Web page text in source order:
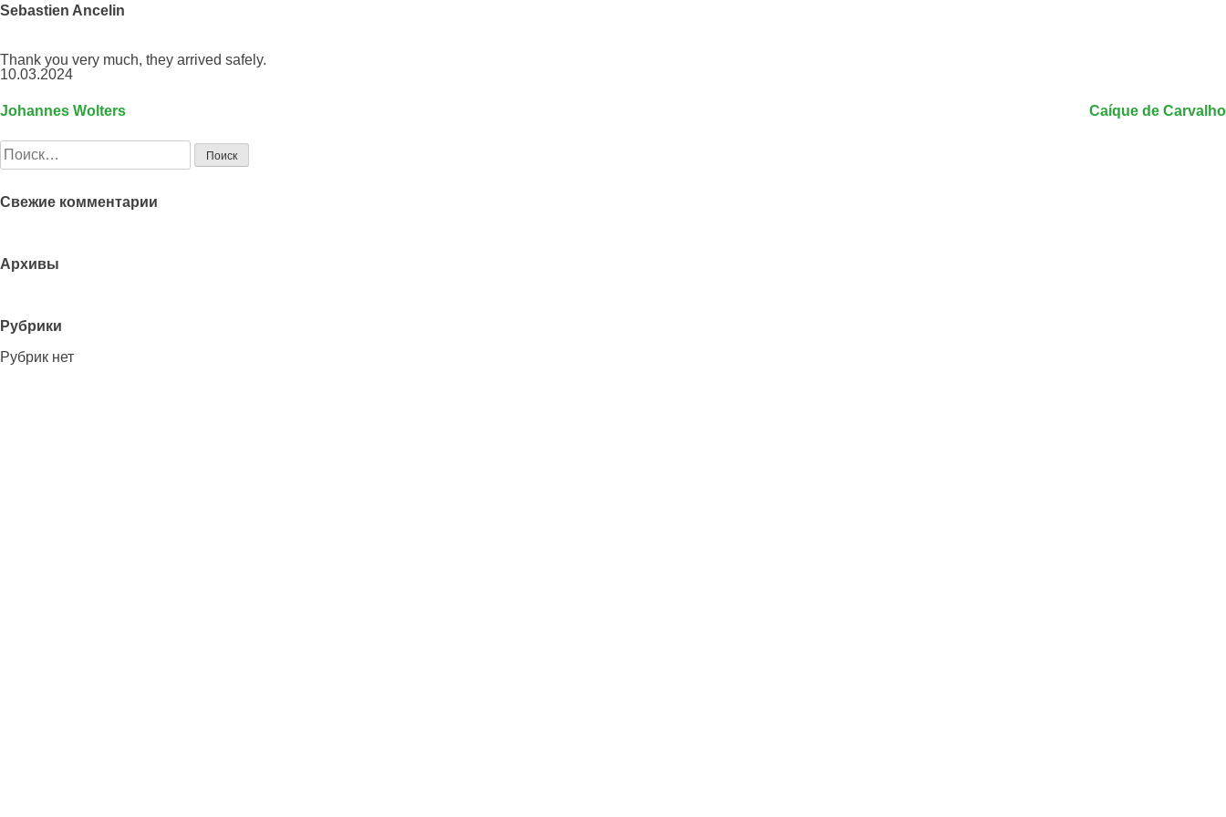
Sebastien Ancelin
Thank you very much, they arrived safely.
10.03.2024
Навигация
записям
Johannes Wolters Caíque de Carvalho
Найти:
Свежие комментарии
Архивы
Рубрики
Рубрик нет